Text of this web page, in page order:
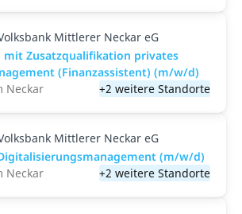
Mittlerer Neckar eG
mit Zusatzqualifikation privates
(Finanzassistent) (m/w/d)
Neckar
+2 weitere Standorte
Mittlerer Neckar eG
(m/w/d)
Neckar
+2 weitere Standorte